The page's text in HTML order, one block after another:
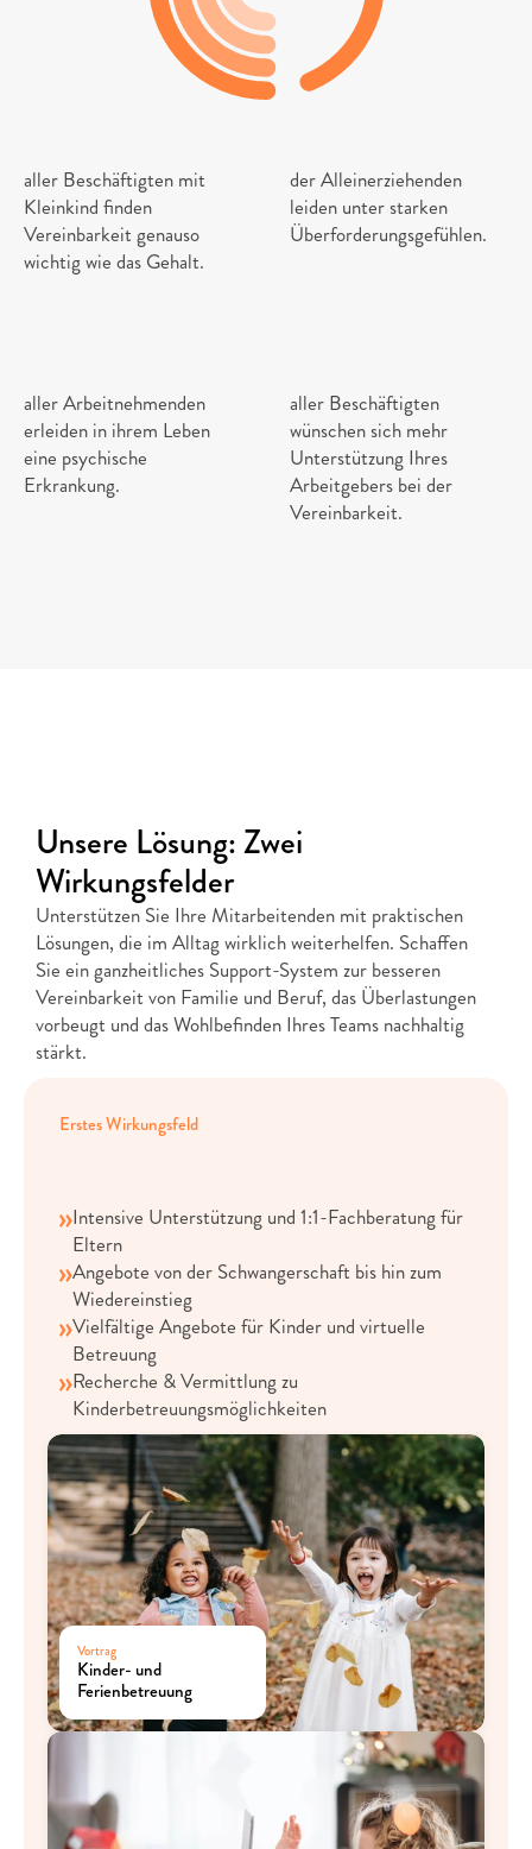
9 3 %
aller Beschäftigten mit
Kleinkind finden
Vereinbarkeit genauso
wichtig wie das Gehalt.
6 7 %
der Alleinerziehenden
leiden unter starken
Überforderungsgefühlen.
4 2%
aller Arbeitnehmenden
erleiden in ihrem Leben
eine psychische
Erkrankung.
7 5 %
aller Beschäftigten
wünschen sich mehr
Unterstützung Ihres
Arbeitgebers bei der
Vereinbarkeit.
Unsere Lösung: Zwei
Wirkungsfelder
Unterstützen Sie Ihre Mitarbeitenden mit praktischen
Lösungen, die im Alltag wirklich weiterhelfen. Schaffen
S﻿ie ein ganzheitliches Support-System zur besseren
Vereinbarkeit von Familie und Beruf, das Überlastungen
vorbeugt und das Wohlbefinden Ihres Teams nachhaltig
stärkt.
Erstes Wirkungsfeld
Intensive Unterstützung und 1:1-Fachberatung für
Eltern
Angebote von der Schwangerschaft bis hin zum
Wiedereinstieg
Vielfältige Angebote für Kinder und virtuelle
Betreuung
Recherche & Vermittlung zu
Kinderbetreuungsmöglichkeiten
Vortrag
Kinder- und
Ferienbetreuung